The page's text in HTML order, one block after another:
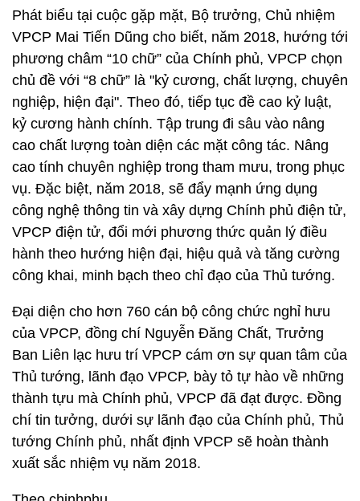
Phát biểu tại cuộc gặp mặt, Bộ trưởng, Chủ nhiệm
VPCP Mai Tiến Dũng cho biết, năm 2018, hướng tới
phương châm “10 chữ” của Chính phủ, VPCP chọn
chủ đề với “8 chữ” là "kỷ cương, chất lượng, chuyên
nghiệp, hiện đại". Theo đó, tiếp tục đề cao kỷ luật,
kỷ cương hành chính. Tập trung đi sâu vào nâng
cao chất lượng toàn diện các mặt công tác. Nâng
cao tính chuyên nghiệp trong tham mưu, trong phục
vụ. Đặc biệt, năm 2018, sẽ đẩy mạnh ứng dụng
công nghệ thông tin và xây dựng Chính phủ điện tử,
VPCP điện tử, đổi mới phương thức quản lý điều
hành theo hướng hiện đại, hiệu quả và tăng cường
công khai, minh bạch theo chỉ đạo của Thủ tướng.
Đại diện cho hơn 760 cán bộ công chức nghỉ hưu
của VPCP, đồng chí Nguyễn Đăng Chất, Trưởng
Ban Liên lạc hưu trí VPCP cám ơn sự quan tâm của
Thủ tướng, lãnh đạo VPCP, bày tỏ tự hào về những
thành tựu mà Chính phủ, VPCP đã đạt được. Đồng
chí tin tưởng, dưới sự lãnh đạo của Chính phủ, Thủ
tướng Chính phủ, nhất định VPCP sẽ hoàn thành
xuất sắc nhiệm vụ năm 2018.